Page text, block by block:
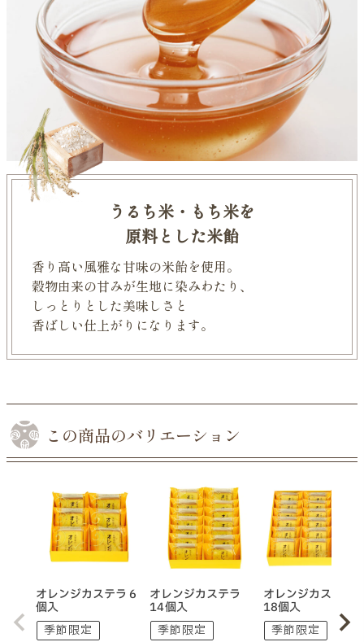
うるち米・もち米を
原料とした米飴
香り高い風雅な甘味の米飴を使用。
穀物由来の甘みが生地に染みわたり、
しっとりとした美味しさと
香ばしい仕上がりになります。
この商品のバリエーション
オレンジカステラ 6
個入
季節限定
オレンジカステラ
14個入
季節限定
オレンジカステラ
18個入
季節限定